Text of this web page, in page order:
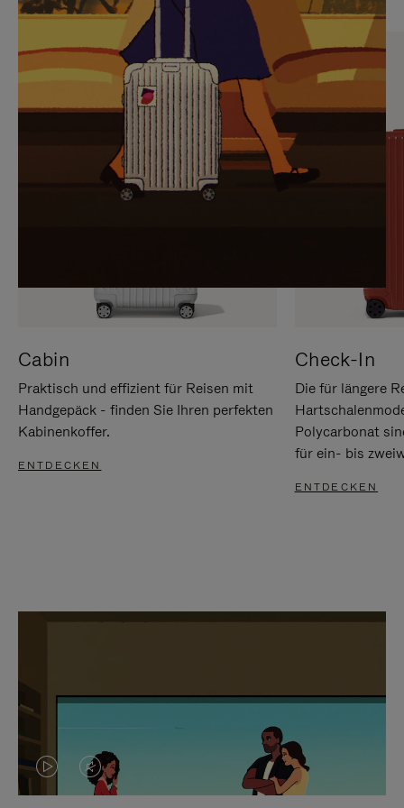
SIE,
UM
ANZUHALTEN
AUFHEBEN
DER
STUMMSCHALTUNG
Cabin
Praktisch und effizient für Reisen mit
Handgepäck - finden Sie Ihren perfekten
Kabinenkoffer.
ENTDECKEN
Check-In
Die für längere
Polycarbonat
für ein- bis
ENTDECKEN
DASVIDEO